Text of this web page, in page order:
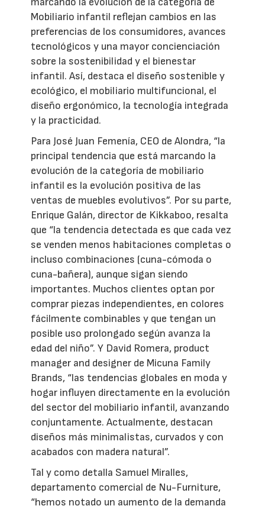
Mobiliario infantil reflejan cambios en las
preferencias de los consumidores, avances
tecnológicos y una mayor concienciación
sobre la sostenibilidad y el bienestar
infantil. Así, destaca el diseño sostenible y
ecológico, el mobiliario multifuncional, el
diseño ergonómico, la tecnología integrada
y la practicidad.
Para José Juan Femenía, CEO de Alondra, “la
principal tendencia que está marcando la
evolución de la categoría de mobiliario
infantil es la evolución positiva de las
ventas de muebles evolutivos”. Por su parte,
Enrique Galán, director de Kikkaboo, resalta
que “la tendencia detectada es que cada vez
se venden menos habitaciones completas o
incluso combinaciones (cuna-cómoda o
cuna-bañera), aunque sigan siendo
importantes. Muchos clientes optan por
comprar piezas independientes, en colores
fácilmente combinables y que tengan un
posible uso prolongado según avanza la
edad del niño”. Y David Romera, product
manager and designer de Micuna Family
Brands, “las tendencias globales en moda y
hogar influyen directamente en la evolución
del sector del mobiliario infantil, avanzando
conjuntamente. Actualmente, destacan
diseños más minimalistas, curvados y con
acabados con madera natural”.
Tal y como detalla Samuel Miralles,
departamento comercial de Nu-Furniture,
“hemos notado un aumento de la demanda